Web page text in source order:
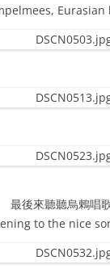
最後來聽聽烏鶇唱歌
to the nice